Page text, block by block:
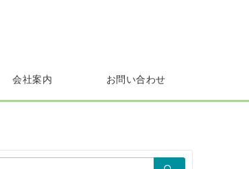
会社案内 お問い合わせ